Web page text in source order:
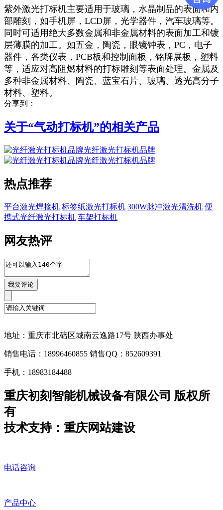
紫外激光打标机主要适用于玻璃，水晶制品的表面和内
部雕刻，如手机屏，LCD屏，光学器件，汽车玻璃等。
同时可适用绝大多数金属和非金属材料的表面加工和镀
层薄膜的加工。如五金，陶瓷，眼镜钟表，PC，电子
器件，各类仪表，PCB板和控制面板，铭牌展板，塑料
等，适应对高阻燃材料的打标雕刻等表面处理。金属及
多种非金属材料、陶瓷、蓝宝石片、玻璃、透光高分子
材料、塑料。
分享到：
关于“气动打标机”的相关产品
光纤激光打标机品牌
光纤激光打标机品牌
热点推荐
平台激光焊接机 标签纸激光打标机 300W脉冲激光清洗机 便
携式光纤激光打标机 车架打标机
网友热评
地址：重庆市北碚区城南云逸路17号 陕西办事处
销售电话：18996460855 销售QQ：852609391
手机：18983184488
重庆初刻智能机械设备有限公司 版权所
有
技术支持：重庆网站建设
电话咨询
产品中心